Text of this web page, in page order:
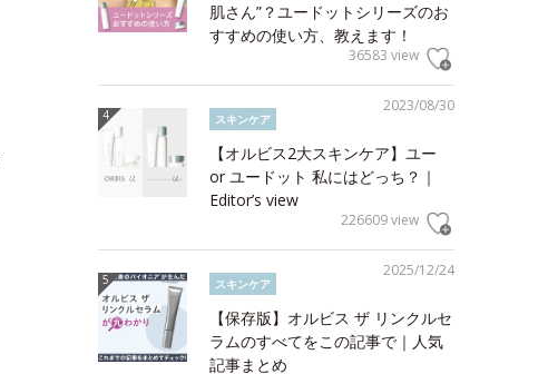
肌さん”？ユードットシリーズのお
すすめの使い方、教えます！
36583 view
2023/08/30
スキンケア
【オルビス2大スキンケア】ユー
or ユードット 私にはどっち？｜
Editor’s view
226609 view
2025/12/24
スキンケア
【保存版】オルビス ザ リンクルセ
ラムのすべてをこの記事で｜人気
記事まとめ